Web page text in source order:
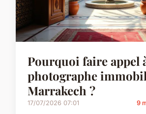
Pourquoi faire appel
photographe
Marrakech ?
17/07/2026 07:01 9